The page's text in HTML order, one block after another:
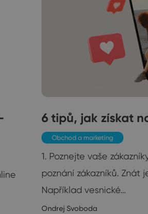
6 tipů, jak získat
Obchod a marketing
1. Poznejte vaše
poznání zákazníků. Znát
Například vesnické…
Ondrej Svoboda